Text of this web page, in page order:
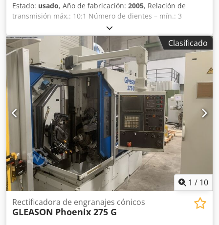
Estado: usado, Año de fabricación: 2005, Relación de
transmisión máx.: 10:1 Número de dientes – mín.: 3
Número de dientes – máx.: 200 Altura del diente: 20 mm
Ancho máximo del diente: 58 mm Diámetro mínimo de la
herramienta: 69,85 mm Diámetro máximo de la
herramienta: 230 mm Eje X: 325 mm Eje Y: 350 mm Eje Z:
470 mm Mesa de trabajo – Ø 212,71 mm Dkodpfxoynmm
Es Agyor Eje B: +90,1 / -1° Control: SIN 840 D SIEMENS
Potencia total requerida: 75 kW Peso de la máquina aprox.
10.000 kg Dimensiones aprox. 6,10 x 4,40 x 3,30 m WAGURI
con célula de carga EWAB, año de fabricación 2012
(alimentador lineal) No dispone de sistema de filtrado de
refrigerante.
Clasificado
1 / 10
Rectificadora de engranajes cónicos
GLEASON Phoenix 275 G